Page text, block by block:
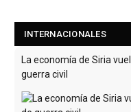
INTERNACIONALES
La economía de Siria
guerra civil